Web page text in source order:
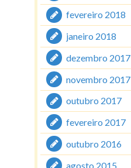
fevereiro 2018
janeiro 2018
dezembro 2017
novembro 2017
outubro 2017
fevereiro 2017
outubro 2016
agosto 2015